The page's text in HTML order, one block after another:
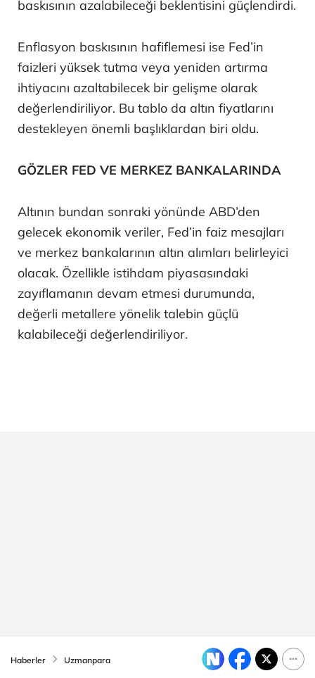
baskısının azalabileceği beklentisini güçlendirdi.
Enflasyon baskısının hafiflemesi ise Fed’in
faizleri yüksek tutma veya yeniden artırma
ihtiyacını azaltabilecek bir gelişme olarak
değerlendiriliyor. Bu tablo da altın fiyatlarını
destekleyen önemli başlıklardan biri oldu.
GÖZLER FED VE MERKEZ BANKALARINDA
Altının bundan sonraki yönünde ABD’den
gelecek ekonomik veriler, Fed’in faiz mesajları
ve merkez bankalarının altın alımları belirleyici
olacak. Özellikle istihdam piyasasındaki
zayıflamanın devam etmesi durumunda,
değerli metallere yönelik talebin güçlü
kalabileceği değerlendiriliyor.
Haberler Uzmanpara